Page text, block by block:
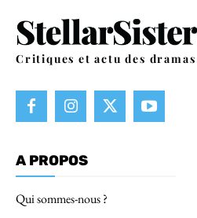
Critiques et actu des
A PROPOS
Qui sommes-nous ?